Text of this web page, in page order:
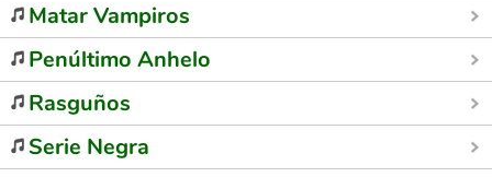
Matar Vampiros
Penúltimo Anhelo
Rasguños
Serie Negra